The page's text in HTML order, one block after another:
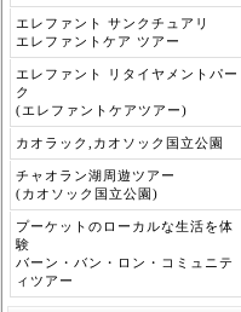
エレファント サンクチュアリ
エレファントケア ツアー
エレファント リタイヤメントパー
ク
(エレファントケアツアー)
カオラック,カオソック国立公園
チャオラン湖周遊ツアー
(カオソック国立公園)
プーケットのローカルな生活を体
験
バーン・バン・ロン・コミュニテ
ィツアー